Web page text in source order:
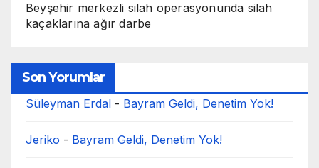
Beyşehir merkezli silah operasyonunda silah
kaçaklarına ağır darbe
Son Yorumlar
Süleyman Erdal - Bayram Geldi, Denetim Yok!
Jeriko - Bayram Geldi, Denetim Yok!